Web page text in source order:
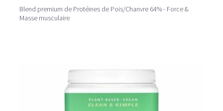
Blend premium de Protéines de Pois/Chanvre 64% - Force &
Masse musculaire